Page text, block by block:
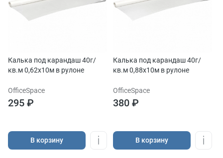
Калька под карандаш 40г/
кв.м 0,62х10м в рулоне
OfficeSpace
295 ₽
В корзину
Калька под карандаш 40г/
кв.м 0,88х10м в рулоне
OfficeSpace
380 ₽
В корзину